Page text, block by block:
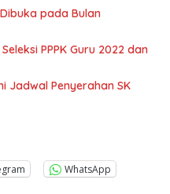
pada Bulan
PPPK Guru 2022 dan
Jadwal Penyerahan SK
WhatsApp